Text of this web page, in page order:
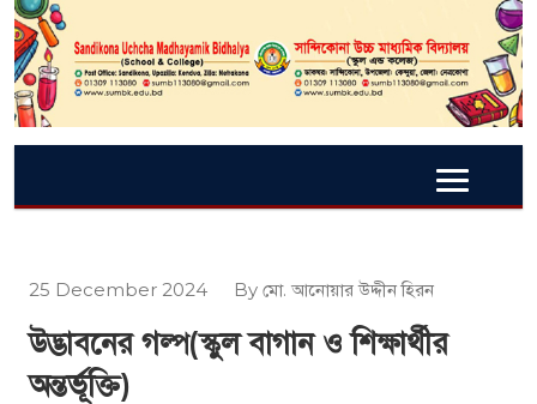
25 December 2024 By মো. আনোয়ার উদ্দীন হিরন
উদ্ভাবনের গল্প(স্কুল বাগান ও শিক্ষার্থীর
অন্তর্ভূক্তি)